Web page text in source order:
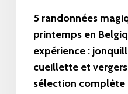
base
notre
expérience
5 randonnées
printemps en
expérience :
cueillette et
sélection complète